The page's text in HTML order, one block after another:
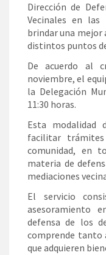
Dirección de
Vecinales en las
brindar una mejor
distintos puntos
De acuerdo al
noviembre, el
la Delegación
11:30 horas.
Esta modalidad
facilitar
comunidad, en
materia de
mediaciones
El servicio
asesoramiento
defensa de los
comprende tanto
que adquieren